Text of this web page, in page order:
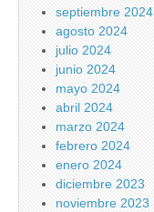
septiembre 2024
agosto 2024
julio 2024
junio 2024
mayo 2024
abril 2024
marzo 2024
febrero 2024
enero 2024
diciembre 2023
noviembre 2023